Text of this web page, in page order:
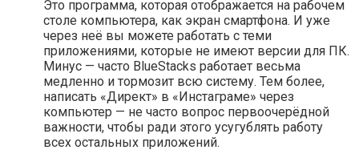
Это программа, которая отображается на рабочем
столе компьютера, как экран смартфона. И уже
через неё вы можете работать с теми
приложениями, которые не имеют версии для ПК.
Минус — часто BlueStacks работает весьма
медленно и тормозит всю систему. Тем более,
написать «Директ» в «Инстаграме» через
компьютер — не часто вопрос первоочерёдной
важности, чтобы ради этого усугублять работу
всех остальных приложений.